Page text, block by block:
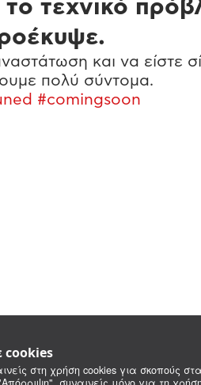
cookies
στη χρήση cookies για σκοπούς
τεχνικό
και να είστε
πολύ σύντομα.
#comingsoon